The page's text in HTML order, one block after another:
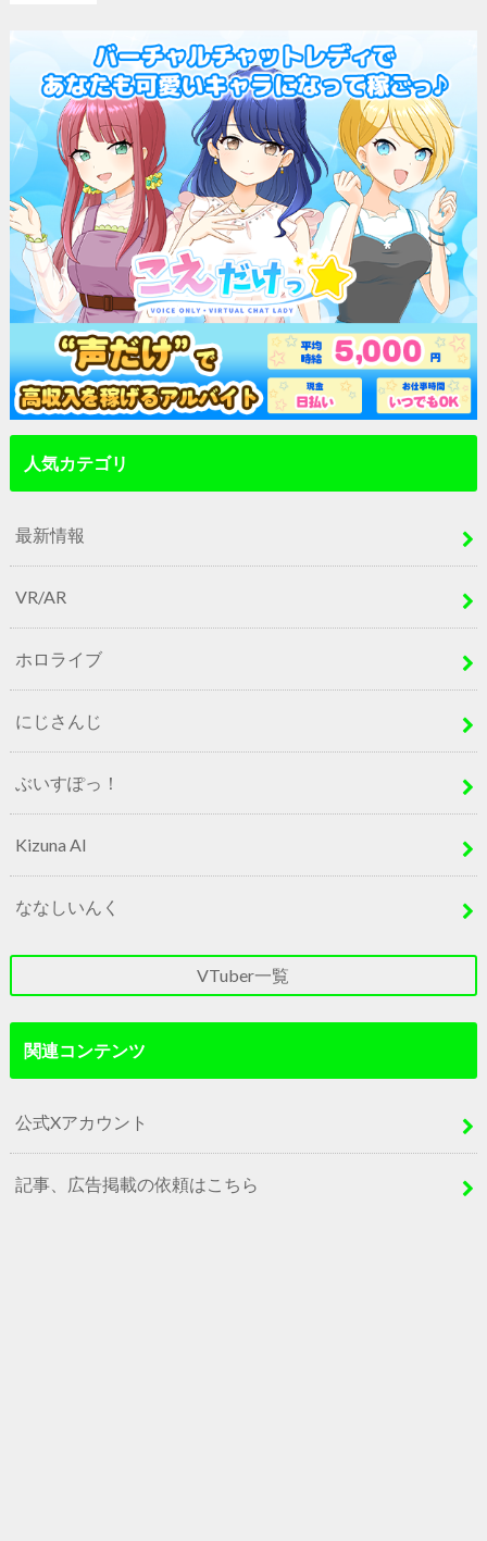
人気カテゴリ
最新情報
VR/AR
ホロライブ
にじさんじ
ぶいすぽっ！
Kizuna AI
ななしいんく
VTuber一覧
関連コンテンツ
公式Xアカウント
記事、広告掲載の依頼はこちら